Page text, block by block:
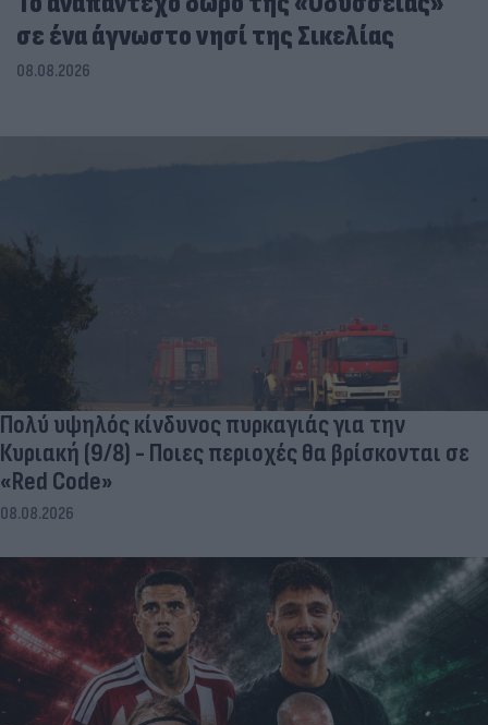
σε ένα άγνωστο νησί της Σικελίας
08.08.2026
Πολύ υψηλός κίνδυνος πυρκαγιάς για την
Κυριακή (9/8) - Ποιες περιοχές θα βρίσκονται σε
«Red Code»
08.08.2026